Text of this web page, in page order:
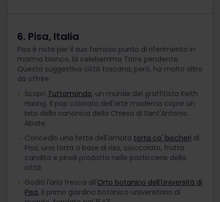
6. Pisa, Italia
Pisa è nota per il suo famoso punto di riferimento in
marmo bianco, la celeberrima Torre pendente.
Questa suggestiva città toscana, però, ha molto altro
da offrire.
Scopri Tuttomondo, un murale del graffitista Keith
Haring. Il pop colorato dell'arte moderna copre un
lato della canonica della Chiesa di Sant'Antonio
Abate.
Concediti una fetta dell'amata torta co' bischeri di
Pisa, una torta a base di riso, cioccolato, frutta
candita e pinoli prodotta nelle pasticcerie della
città.
Goditi l'aria fresca all'Orto botanico dell'Università di
Pisa, il primo giardino botanico universitario al